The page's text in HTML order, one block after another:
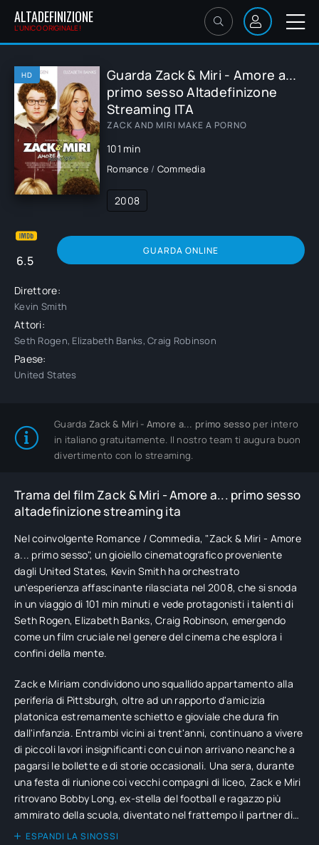
ALTADEFINIZIONE
L'UNICO ORIGINALE!
HD
Guarda Zack & Miri - Amore a...
primo sesso Altadefinizone
Streaming ITA
ZACK AND MIRI MAKE A PORNO
101 min
Romance / Commedia
2008
6.5
GUARDA ONLINE
Direttore:
Kevin Smith
Attori:
Seth Rogen, Elizabeth Banks, Craig Robinson
Paese:
United States
Guarda Zack & Miri - Amore a... primo sesso per intero
in italiano gratuitamente. Il nostro team ti augura buon
divertimento con lo streaming.
Trama del film Zack & Miri - Amore a... primo sesso
altadefinizione streaming ita
Nel coinvolgente Romance / Commedia, "Zack & Miri - Amore
a... primo sesso", un gioiello cinematografico proveniente
dagli United States, Kevin Smith ha orchestrato
un'esperienza affascinante rilasciata nel 2008, che si snoda
in un viaggio di 101 min minuti e vede protagonisti i talenti di
Seth Rogen, Elizabeth Banks, Craig Robinson, emergendo
come un film cruciale nel genere del cinema che esplora i
confini della mente.
Zack e Miriam condividono uno squallido appartamento alla
periferia di Pittsburgh, oltre ad un rapporto d'amicizia
platonica estremamente schietto e gioviale che dura fin
dall'infanzia. Entrambi vicini ai trent'anni, continuano a vivere
di piccoli lavori insignificanti con cui non arrivano neanche a
pagarsi le bollette e di storie occasionali. Una sera, durante
una festa di riunione coi vecchi compagni di liceo, Zack e Miri
ritrovano Bobby Long, ex-stella del football e ragazzo più
ammirato della scuola, diventato nel frattempo il partner di
un famoso attore di gay porn californiano. Quest'ultimo
ESPANDI LA SINOSSI